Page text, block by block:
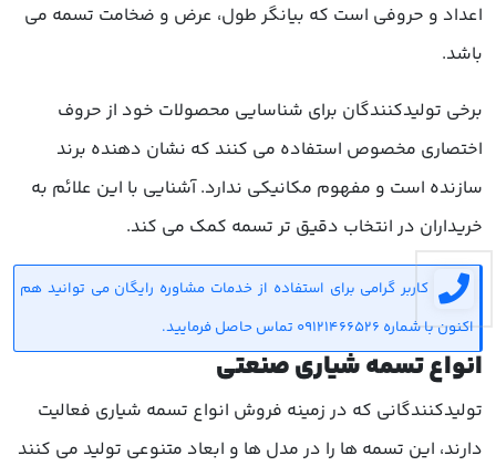
اعداد و حروفی است که بیانگر طول، عرض و ضخامت تسمه می
باشد.
برخی تولیدکنندگان برای شناسایی محصولات خود از حروف
اختصاری مخصوص استفاده می کنند که نشان دهنده برند
سازنده است و مفهوم مکانیکی ندارد. آشنایی با این علائم به
خریداران در انتخاب دقیق تر تسمه کمک می کند.
کاربر گرامی برای استفاده از خدمات مشاوره رایگان می توانید هم
اکنون با شماره 09121466526 تماس حاصل فرمایید.
انواع تسمه شیاری صنعتی
تولیدکنندگانی که در زمینه فروش انواع تسمه شیاری فعالیت
دارند، این تسمه ها را در مدل ها و ابعاد متنوعی تولید می کنند